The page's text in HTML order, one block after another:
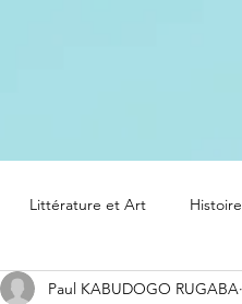
Littérature et Art Histoire
Paul KABUDOGO RUGABA